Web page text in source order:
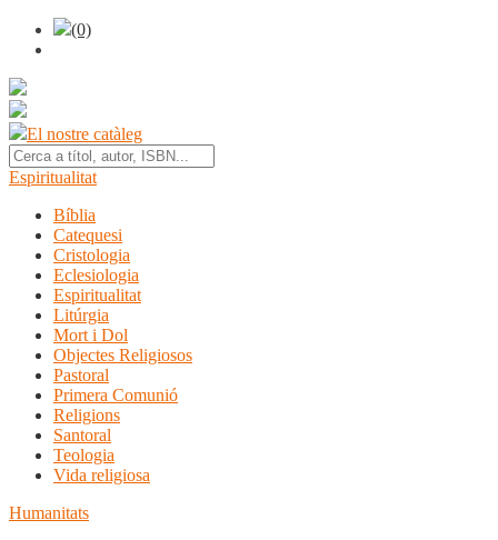
(0)
El nostre catàleg
Espiritualitat
Bíblia
Catequesi
Cristologia
Eclesiologia
Espiritualitat
Litúrgia
Mort i Dol
Objectes Religiosos
Pastoral
Primera Comunió
Religions
Santoral
Teologia
Vida religiosa
Humanitats